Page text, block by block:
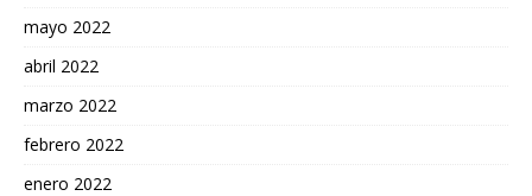
mayo 2022
abril 2022
marzo 2022
febrero 2022
enero 2022